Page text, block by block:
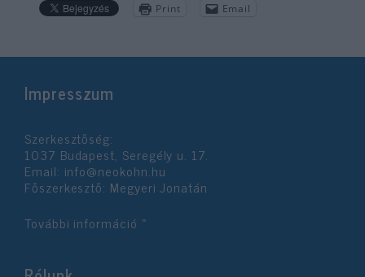
Print Email
Impresszum
Szerkesztőség:
1037 Budapest, Seregély u. 17.
Email: info@neokohn.hu
Főszerkesztő: Megyeri Jonatán
További információ »